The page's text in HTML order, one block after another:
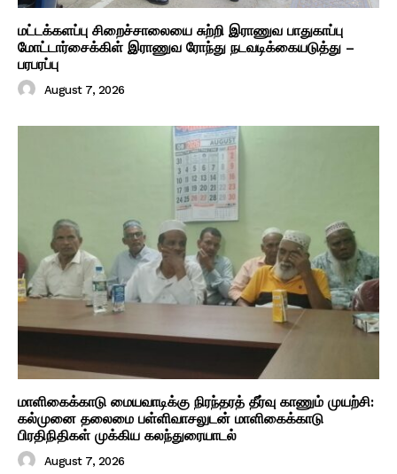
மட்டக்களப்பு சிறைச்சாலையை சுற்றி இராணுவ பாதுகாப்பு
மோட்டார்சைக்கிள் இராணுவ ரோந்து நடவடிக்கையடுத்து –
பரபரப்பு
August 7, 2026
மாளிகைக்காடு மையவாடிக்கு நிரந்தரத் தீர்வு காணும் முயற்சி:
கல்முனை தலைமை பள்ளிவாசலுடன் மாளிகைக்காடு
பிரதிநிதிகள் முக்கிய கலந்துரையாடல்
August 7, 2026